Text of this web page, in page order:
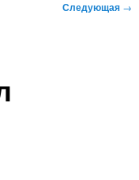
Следующая →